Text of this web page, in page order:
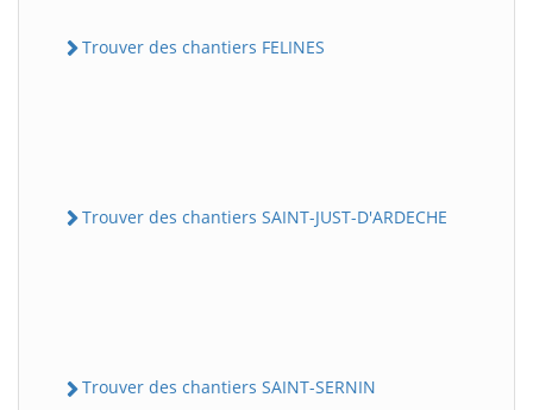
Trouver des chantiers FELINES
Trouver des chantiers SAINT-JUST-D'ARDECHE
Trouver des chantiers SAINT-SERNIN